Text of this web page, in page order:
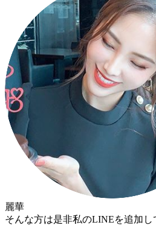
麗華
そんな方は是非私のLINEを追加